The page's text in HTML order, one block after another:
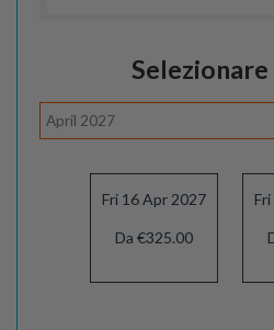
April 2027
Fri 16 Apr 2027
Da €325.00